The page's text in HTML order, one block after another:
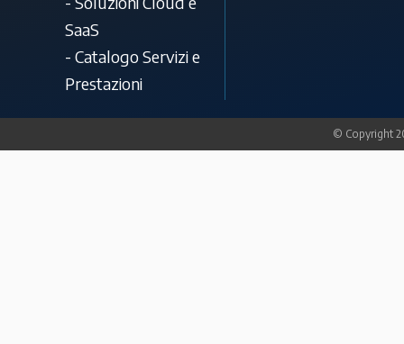
SaaS
- Catalogo Servizi e
Prestazioni
© Copyright